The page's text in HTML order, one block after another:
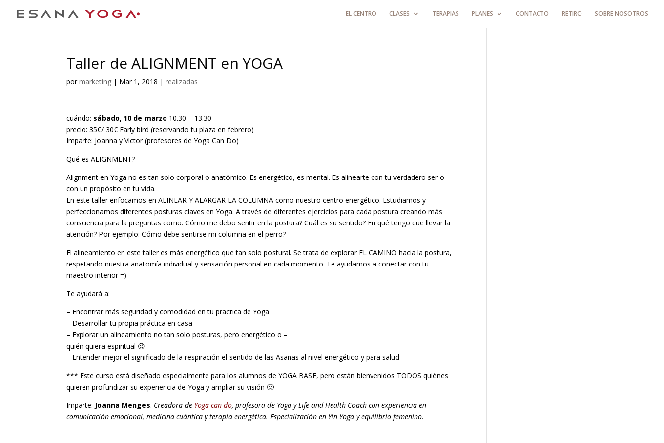
EL CENTRO CLASES TERAPIAS PLANES CONTACTO RETIRO SOBRE NOSOTROS
Taller de ALIGNMENT en YOGA
pormarketing | Mar 1, 2018 |realizadas
cuándo: sábado, 10 de marzo 10.30 – 13.30
precio: 35€/ 30€ Early bird (reservando tu plaza en febrero)
Imparte: Joanna y Victor (profesores de Yoga Can Do)
Qué es ALIGNMENT?
Alignment en Yoga no es tan solo corporal o anatómico. Es energético, es mental. Es alinearte con tu verdadero ser o
con un propósito en tu vida.
En este taller enfocamos en ALINEAR Y ALARGAR LA COLUMNA como nuestro centro energético. Estudiamos y
perfeccionamos diferentes posturas claves en Yoga. A través de diferentes ejercicios para cada postura creando más
consciencia para la preguntas como: Cómo me debo sentir en la postura? Cuál es su sentido? En qué tengo que llevar la
atención? Por ejemplo: Cómo debe sentirse mi columna en el perro?
El alineamiento en este taller es más energético que tan solo postural. Se trata de explorar EL CAMINO hacia la postura,
respetando nuestra anatomía individual y sensación personal en cada momento. Te ayudamos a conectar con tu
maestro interior =)
Te ayudará a:
– Encontrar más seguridad y comodidad en tu practica de Yoga
– Desarrollar tu propia práctica en casa
– Explorar un alineamiento no tan solo posturas, pero energético o –
quién quiera espiritual 😉
– Entender mejor el significado de la respiración el sentido de las Asanas al nivel energético y para salud
*** Este curso está diseñado especialmente para los alumnos de YOGA BASE, pero están bienvenidos TODOS quiénes
quieren profundizar su experiencia de Yoga y ampliar su visión 🙂
Imparte: Joanna Menges. Creadora de Yoga can do, profesora de Yoga y Life and Health Coach con experiencia en
comunicación emocional, medicina cuántica y terapia energética. Especialización en Yin Yoga y equilibrio femenino.